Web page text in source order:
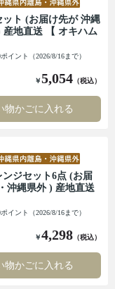
ット (お届け先が 沖縄
地直送 【 オキハム
イント（2026/8/16まで）
￥5,054 （税込）
物かごに入れる
ンジセット6点 (お届
沖縄県外 ) 産地直送
イント（2026/8/16まで）
￥4,298 （税込）
物かごに入れる